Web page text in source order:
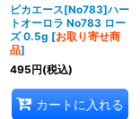
ピカエース[No783]ハー
トオーロラ No783 ロー
ズ 0.5g [お取り寄せ商
品]
495円(税込)
カートに入れる